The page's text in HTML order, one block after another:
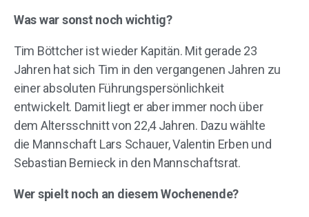
Was war sonst noch wichtig?
Tim Böttcher ist wieder Kapitän. Mit gerade 23
Jahren hat sich Tim in den vergangenen Jahren zu
einer absoluten Führungspersönlichkeit
entwickelt. Damit liegt er aber immer noch über
dem Altersschnitt von 22,4 Jahren. Dazu wählte
die Mannschaft Lars Schauer, Valentin Erben und
Sebastian Bernieck in den Mannschaftsrat.
Wer spielt noch an diesem Wochenende?